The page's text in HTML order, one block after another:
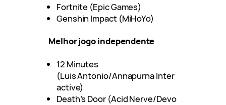
Fortnite (Epic Games)
Genshin Impact (MiHoYo)
Melhor jogo independente
12 Minutes
(Luis Antonio/Annapurna Inter
active)
Death’s Door (Acid Nerve/Devo